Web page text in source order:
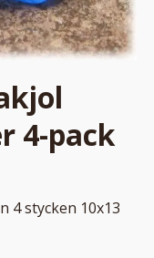
4-pack
4 stycken 10x13